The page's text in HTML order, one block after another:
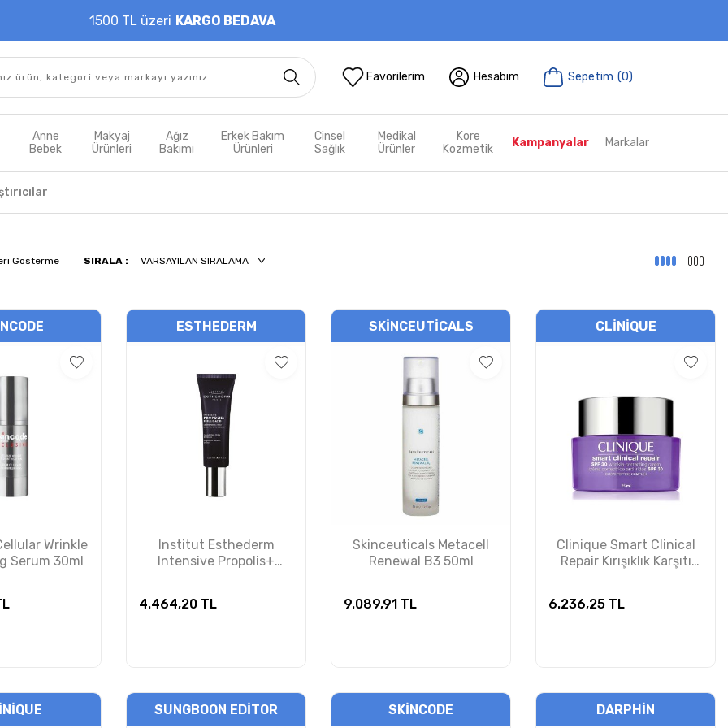
1500 TL üzeri KARGO BEDAVA
Favorilerim Hesabım Sepetim (0)
Anne
Bebek
Makyaj
Ürünleri
Ağız
Bakımı
Erkek Bakım
Ürünleri
Cinsel
Sağlık
Medikal
Ürünler
Kore
Kozmetik
Kampanyalar Markalar
Gösterme SIRALA :
Wrinkle
Serum 30ml
ESTHEDERM
Institut Esthederm
Intensive Propolis+
Sıkılaştırıcı Krem
4.464,20 TL
SKINCEUTICALS
Skinceuticals Metacell
Renewal B3 50ml
9.089,91 TL
CLINIQUE
Clinique Smart Clinical
Repair Kırışıklık Karşıtı
6.236,25 TL
SUNGBOON EDITOR SKINCODE DARPHIN